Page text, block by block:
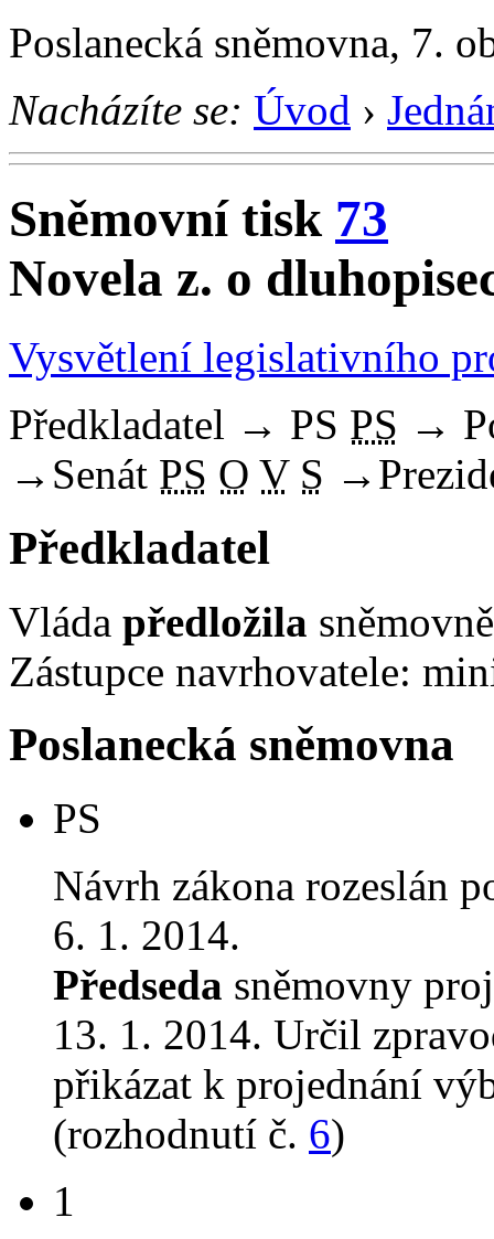
Poslanecká sněmovna, 7.
Nacházíte se: Úvod ›
Sněmovní tisk 73
Novela z. o
Vysvětlení legislativního
Předkladatel → PS PS →
→ Senát PS O V S →
Předkladatel
Vláda předložila
Zástupce navrhovatele:
Poslanecká sněmovna
PS
Návrh zákona rozeslán
6. 1. 2014.
Předseda sněmovny
13. 1. 2014. Určil
přikázat k projednání
(rozhodnutí č. 6)
1